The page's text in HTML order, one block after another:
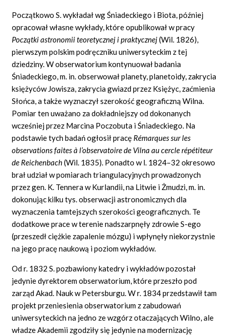
Początkowo S. wykładał wg Śniadeckiego i Biota, później
opracował własne wykłady, które opublikował w pracy
Początki astronomii teoretycznej i praktycznej(Wil. 1826),
pierwszym polskim podręczniku uniwersyteckim z tej
dziedziny. W obserwatorium kontynuował badania
Śniadeckiego, m. in. obserwował planety, planetoidy, zakrycia
księżyców Jowisza, zakrycia gwiazd przez Księżyc, zaćmienia
Słońca, a także wyznaczył szerokość geograficzną Wilna.
Pomiar ten uważano za dokładniejszy od dokonanych
wcześniej przez Marcina Poczobuta i Śniadeckiego. Na
podstawie tych badań ogłosił pracę Rémarques sur les
observations faites à l’observatoire de Vilna au cercle répétiteur
de Reichenbach(Wil. 1835). Ponadto w l. 1824–32 okresowo
brał udział w pomiarach triangulacyjnych prowadzonych
przez gen. K. Tennera w Kurlandii, na Litwie i Żmudzi, m. in.
dokonując kilku tys. obserwacji astronomicznych dla
wyznaczenia tamtejszych szerokości geograficznych. Te
dodatkowe prace w terenie nadszarpnęły zdrowie S-ego
(przeszedł ciężkie zapalenie mózgu) i wpłynęły niekorzystnie
na jego pracę naukową i poziom wykładów.
Od r. 1832 S. pozbawiony katedry i wykładów pozostał
jedynie dyrektorem obserwatorium, które przeszło pod
zarząd Akad. Nauk w Petersburgu. W r. 1834 przedstawił tam
projekt przeniesienia obserwatorium z zabudowań
uniwersyteckich na jedno ze wzgórz otaczających Wilno, ale
władze Akademii zgodziły się jedynie na modernizację